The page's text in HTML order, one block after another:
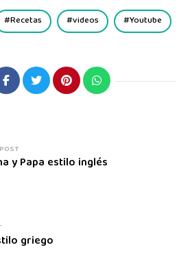
Recetas videos Youtube
y Papa estilo inglés
griego